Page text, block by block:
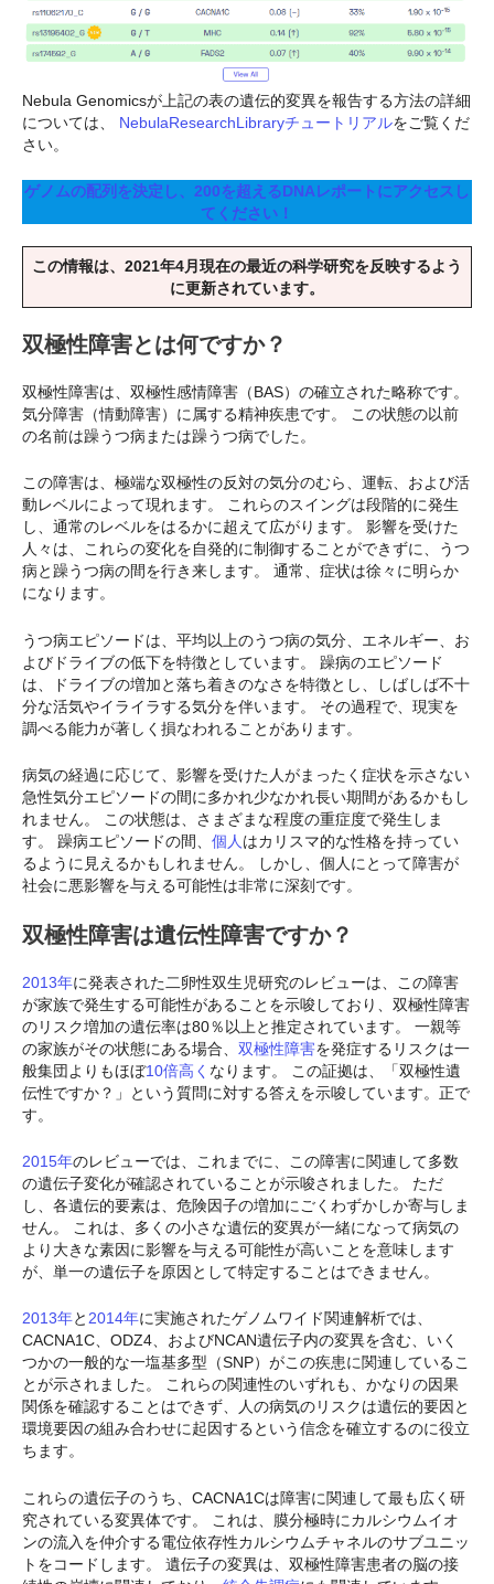
Nebula Genomicsが上記の表の遺伝的変異を報告する方法の詳細
については、 NebulaResearchLibraryチュートリアルをご覧くだ
さい。
ゲノムの配列を決定し、200を超えるDNAレポートにアクセスし
てください！
この情報は、2021年4月現在の最近の科学研究を反映するよう
に更新されています。
双極性障害とは何ですか？
双極性障害は、双極性感情障害（BAS）の確立された略称です。
気分障害（情動障害）に属する精神疾患です。 この状態の以前
の名前は躁うつ病または躁うつ病でした。
この障害は、極端な双極性の反対の気分のむら、運転、および活
動レベルによって現れます。 これらのスイングは段階的に発生
し、通常のレベルをはるかに超えて広がります。 影響を受けた
人々は、これらの変化を自発的に制御することができずに、うつ
病と躁うつ病の間を行き来します。 通常、症状は徐々に明らか
になります。
うつ病エピソードは、平均以上のうつ病の気分、エネルギー、お
よびドライブの低下を特徴としています。 躁病のエピソード
は、ドライブの増加と落ち着きのなさを特徴とし、しばしば不十
分な活気やイライラする気分を伴います。 その過程で、現実を
調べる能力が著しく損なわれることがあります。
病気の経過に応じて、影響を受けた人がまったく症状を示さない
急性気分エピソードの間に多かれ少なかれ長い期間があるかもし
れません。 この状態は、さまざまな程度の重症度で発生しま
す。 躁病エピソードの間、 個人はカリスマ的な性格を持ってい
るように見えるかもしれません。 しかし、個人にとって障害が
社会に悪影響を与える可能性は非常に深刻です。
双極性障害は遺伝性障害ですか？
2013年に発表された二卵性双生児研究のレビューは、この障害
が家族で発生する可能性があることを示唆しており、双極性障害
のリスク増加の遺伝率は80％以上と推定されています。 一親等
の家族がその状態にある場合、 双極性障害を発症するリスクは一
般集団よりもほぼ10倍高く なります。 この証拠は、「双極性遺
伝性ですか？」という質問に対する答えを示唆しています。正で
す。
2015年のレビューでは、これまでに、この障害に関連して多数
の遺伝子変化が確認されていることが示唆されました。 ただ
し、各遺伝的要素は、危険因子の増加にごくわずかしか寄与しま
せん。 これは、多くの小さな遺伝的変異が一緒になって病気の
より大きな素因に影響を与える可能性が高いことを意味します
が、単一の遺伝子を原因として特定することはできません。
2013年と2014年に実施されたゲノムワイド関連解析では、
CACNA1C、ODZ4、およびNCAN遺伝子内の変異を含む、いく
つかの一般的な一塩基多型（SNP）がこの疾患に関連しているこ
とが示されました。 これらの関連性のいずれも、かなりの因果
関係を確認することはできず、人の病気のリスクは遺伝的要因と
環境要因の組み合わせに起因するという信念を確立するのに役立
ちます。
これらの遺伝子のうち、CACNA1Cは障害に関連して最も広く研
究されている変異体です。 これは、膜分極時にカルシウムイオ
ンの流入を仲介する電位依存性カルシウムチャネルのサブユニッ
トをコードします。 遺伝子の変異は、双極性障害患者の脳の接